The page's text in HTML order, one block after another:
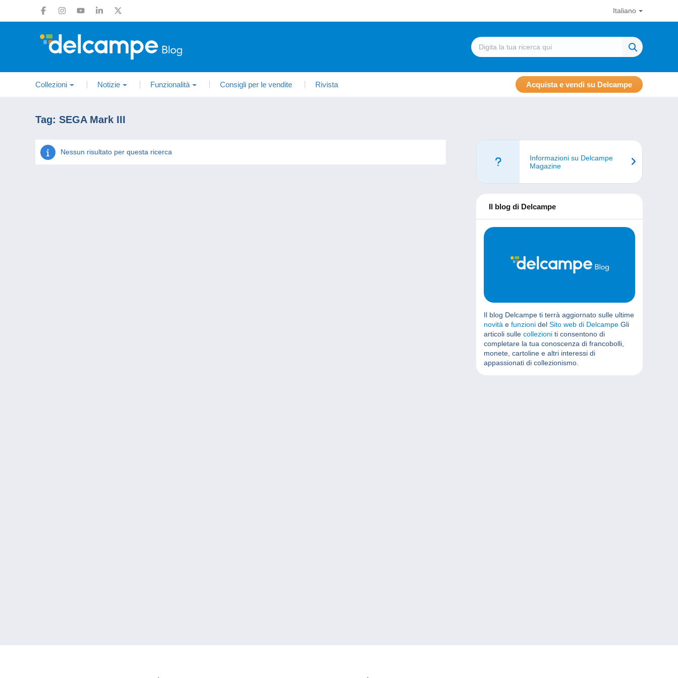
Italiano
Collezioni Notizie Funzionalità Consigli per le vendite Rivista Acquista e vendi su Delcampe
Tag: SEGA Mark III
Nessun risultato per questa ricerca
Informazioni su Delcampe
Magazine
Il blog di Delcampe
Il blog Delcampe ti terrà aggiornato sulle ultime
novità e funzioni del Sito web di Delcampe Gli
articoli sulle collezioni ti consentono di
completare la tua conoscenza di francobolli,
monete, cartoline e altri interessi di
appassionati di collezionismo.